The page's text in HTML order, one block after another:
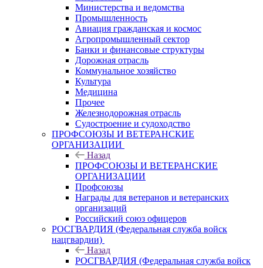
Министерства и ведомства
Промышленность
Авиация гражданская и космос
Агропромышленный сектор
Банки и финансовые структуры
Дорожная отрасль
Коммунальное хозяйство
Культура
Медицина
Прочее
Железнодорожная отрасль
Судостроение и судоходство
ПРОФСОЮЗЫ И ВЕТЕРАНСКИЕ
ОРГАНИЗАЦИИ
Назад
ПРОФСОЮЗЫ И ВЕТЕРАНСКИЕ
ОРГАНИЗАЦИИ
Профсоюзы
Награды для ветеранов и ветеранских
организаций
Российский союз офицеров
РОСГВАРДИЯ (Федеральная служба войск
нацгвардии)
Назад
РОСГВАРДИЯ (Федеральная служба войск